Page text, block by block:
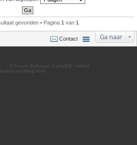
gevonden • Pagina 1 van 1
Ga naar
Contact
® Forum Software © phpBB Limited
vertaling door